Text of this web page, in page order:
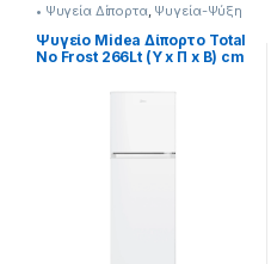
• Ψυγεία Δίπορτα, Ψυγεία-Ψύξη
Ψυγείο Midea Δίπορτο Total
No Frost 266Lt (Υ x Π x Β) cm